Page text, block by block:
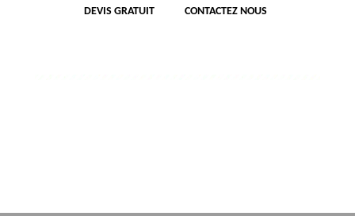
DEVIS GRATUIT CONTACTEZ NOUS